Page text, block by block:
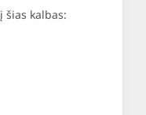
šias kalbas: